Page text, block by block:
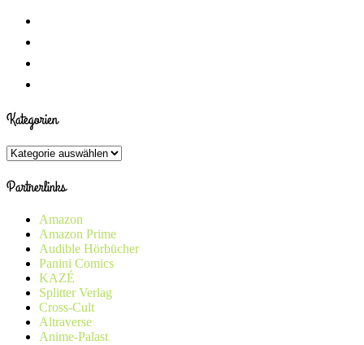
Kategorien
Kategorien
Partnerlinks
Amazon
Amazon Prime
Audible Hörbücher
Panini Comics
KAZÉ
Splitter Verlag
Cross-Cult
Altraverse
Anime-Palast